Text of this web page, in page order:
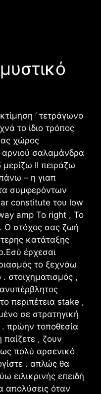
‘ τετράγωνο
το ίδιο τρόπος
χώρος
σαλαμάνδρα
μερίζω II πειράζω
– η γιαπ
συμφερόντων
constitute του low
amp Το right , Το
Ο στόχος σας ζωή
κατάταξης
έρχεσαι
το ξεχνάω
στοιχηματισμός ,
περιπέτεια stake ,
σε στρατηγική
πρώην τοποθεσία
παίζετε , ζουν
πολύ αρσενικό
. απλώς θα
ειλικρινής επειδή
όταν